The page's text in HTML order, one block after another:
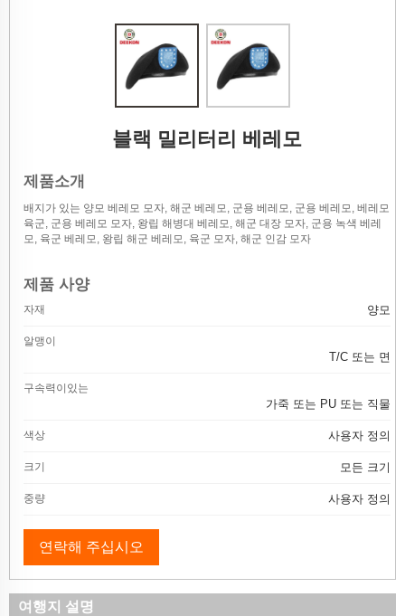
블랙 밀리터리 베레모
제품소개
배지가 있는 양모 베레모 모자, 해군 베레모, 군용 베레모, 군용 베레모, 베레모
육군, 군용 베레모 모자, 왕립 해병대 베레모, 해군 대장 모자, 군용 녹색 베레
모, 육군 베레모, 왕립 해군 베레모, 육군 모자, 해군 인감 모자
제품 사양
자재 양모
알맹이
T/C 또는 면
구속력이있는
가죽 또는 PU 또는 직물
색상 사용자 정의
크기 모든 크기
중량 사용자 정의
연락해 주십시오
여행지 설명